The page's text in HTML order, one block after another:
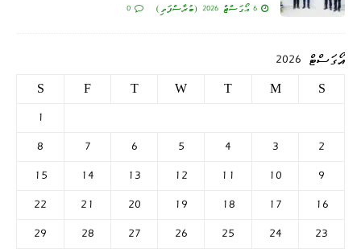
6 އޯގަސްޓް 2026 (ބުރާސްފަތި) 0
އޯގަސްޓް 2026
S
M
T
W
T
F
S
1
2
3
4
5
6
7
8
9
10
11
12
13
14
15
16
17
18
19
20
21
22
23
24
25
26
27
28
29